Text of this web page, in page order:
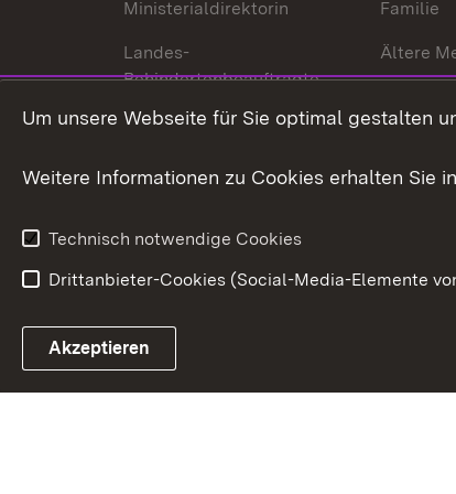
Ministerialdirektorin
Landes-
Behindertenbeauftragte
Bürgerreferent
Karriere
Familie
Ältere
Link zum Landesportal
Um unsere Webseite für Sie optimal gestalten
Weitere Informationen zu Cookies erhalten Sie
Technisch notwendige Cookies
Drittanbieter-Cookies (Social-Media-Elemente
Akzeptieren